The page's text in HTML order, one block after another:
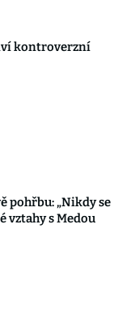
kontroverzní
pohřbu: „Nikdy se
vztahy s Medou